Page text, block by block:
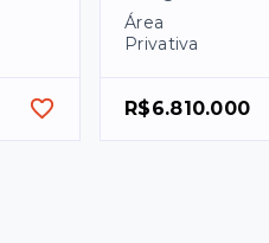
Área
Privativa
R$6.810.000